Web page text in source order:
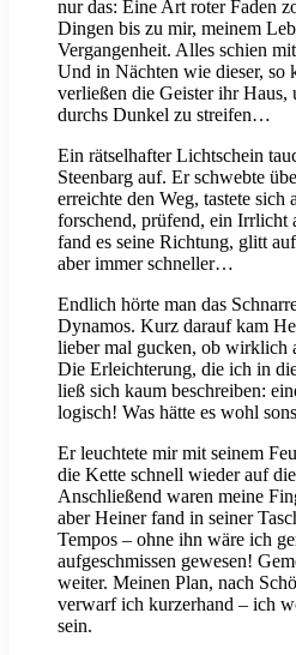
nur das: Eine Art roter Faden
Dingen bis zu mir, meinem
Vergangenheit. Alles schien
Und in Nächten wie dieser, so
verließen die Geister ihr Haus,
durchs Dunkel zu streifen…
Ein rätselhafter Lichtschein
Steenbarg auf. Er schwebte
erreichte den Weg, tastete sich
forschend, prüfend, ein Irrlicht
fand es seine Richtung, glitt
aber immer schneller…
Endlich hörte man das
Dynamos. Kurz darauf kam
lieber mal gucken, ob wirklich
Die Erleichterung, die ich in
ließ sich kaum beschreiben:
logisch! Was hätte es wohl
Er leuchtete mir mit seinem
die Kette schnell wieder auf
Anschließend waren meine
aber Heiner fand in seiner
Tempos – ohne ihn wäre ich
aufgeschmissen gewesen!
weiter. Meinen Plan, nach
verwarf ich kurzerhand – ich
sein.